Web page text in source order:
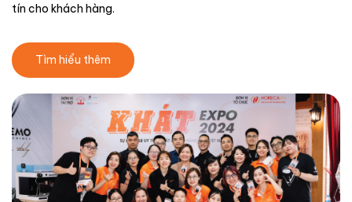
tín cho khách hàng.
Tìm hiểu thêm